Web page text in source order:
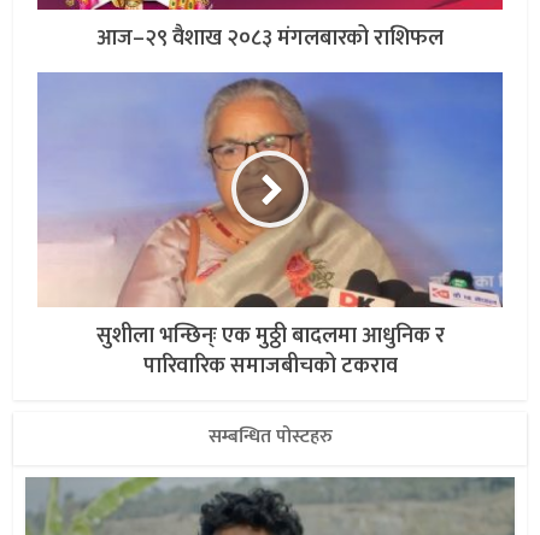
आज–२९ वैशाख २०८३ मंगलबारको राशिफल
सुशीला भन्छिन्ः एक मुठ्ठी बादलमा आधुनिक र
पारिवारिक समाजबीचको टकराव
सम्बन्धित पोस्टहरु